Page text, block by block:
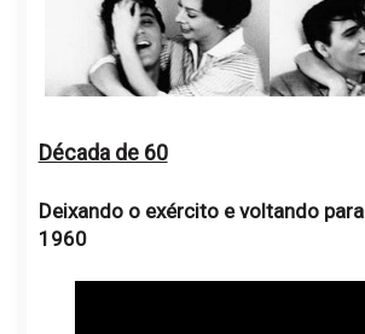
Década de 60
Deixando o exército e voltando
1960